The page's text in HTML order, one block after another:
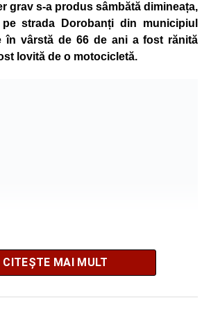
grav s-a produs sâmbătă dimineața,
strada Dorobanți din municipiul
în vârstă de 66 de ani a fost rănită
lovită de o motocicletă.
CITEȘTE MAI MULT